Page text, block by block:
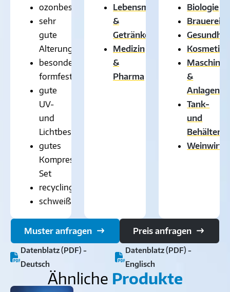
ozonbeständig
sehr
gute
Alterungsbeständigkeit
besonders
formfest
gute
UV-
und
Lichtbeständigkeit
gutes
Kompression-
Set
recyclingfähig
schweißbar
Lebensmittel-
&
Getränkeindustrie
Medizin
&
Pharma
Biologie
Brauerein
&
Tank-
und
Muster anfragen Preis anfragen
Datenblatz (PDF) -
Deutsch
Datenblatz (PDF) -
Englisch
Ähnliche Produkte